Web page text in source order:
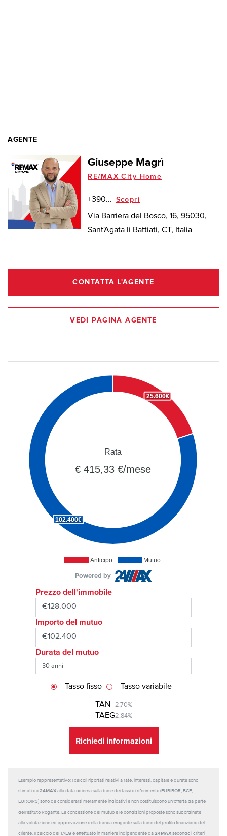
AGENTE
Giuseppe Magrì
RE/MAX City Home
+390... Scopri
Via Barriera del Bosco, 16, 95030,
Sant'Agata li Battiati, CT, Italia
CONTATTA L'AGENTE
VEDI PAGINA AGENTE
Anticipo Mutuo
25.600€
102.400€
Rata
€ 415,33 €/mese
Powered by
Prezzo dell'immobile
Importo del mutuo
Durata del mutuo
TAN 2,70%
TAEG2,84%
Tasso fisso Tasso variabile
Richiedi informazioni
Esempio rappresentativo: I calcoli riportati relativi a rate, interessi, capitale e durata sono
stimati da 24MAX alla data odierna sulla base dei tassi di riferimento (EURIBOR, BCE,
EUROIRS) sono da considerarsi meramente indicativi e non costituiscono un'offerta da parte
dell'Istituto Rogante. La concessione del mutuo e le condizioni proposte sono subordinate
alla valutazione ed approvazione della banca erogante sulla base del profilo finanziario del
cliente. Il calcolo del TAEG è effettuato in maniera indipendente da 24MAX secondo i criteri